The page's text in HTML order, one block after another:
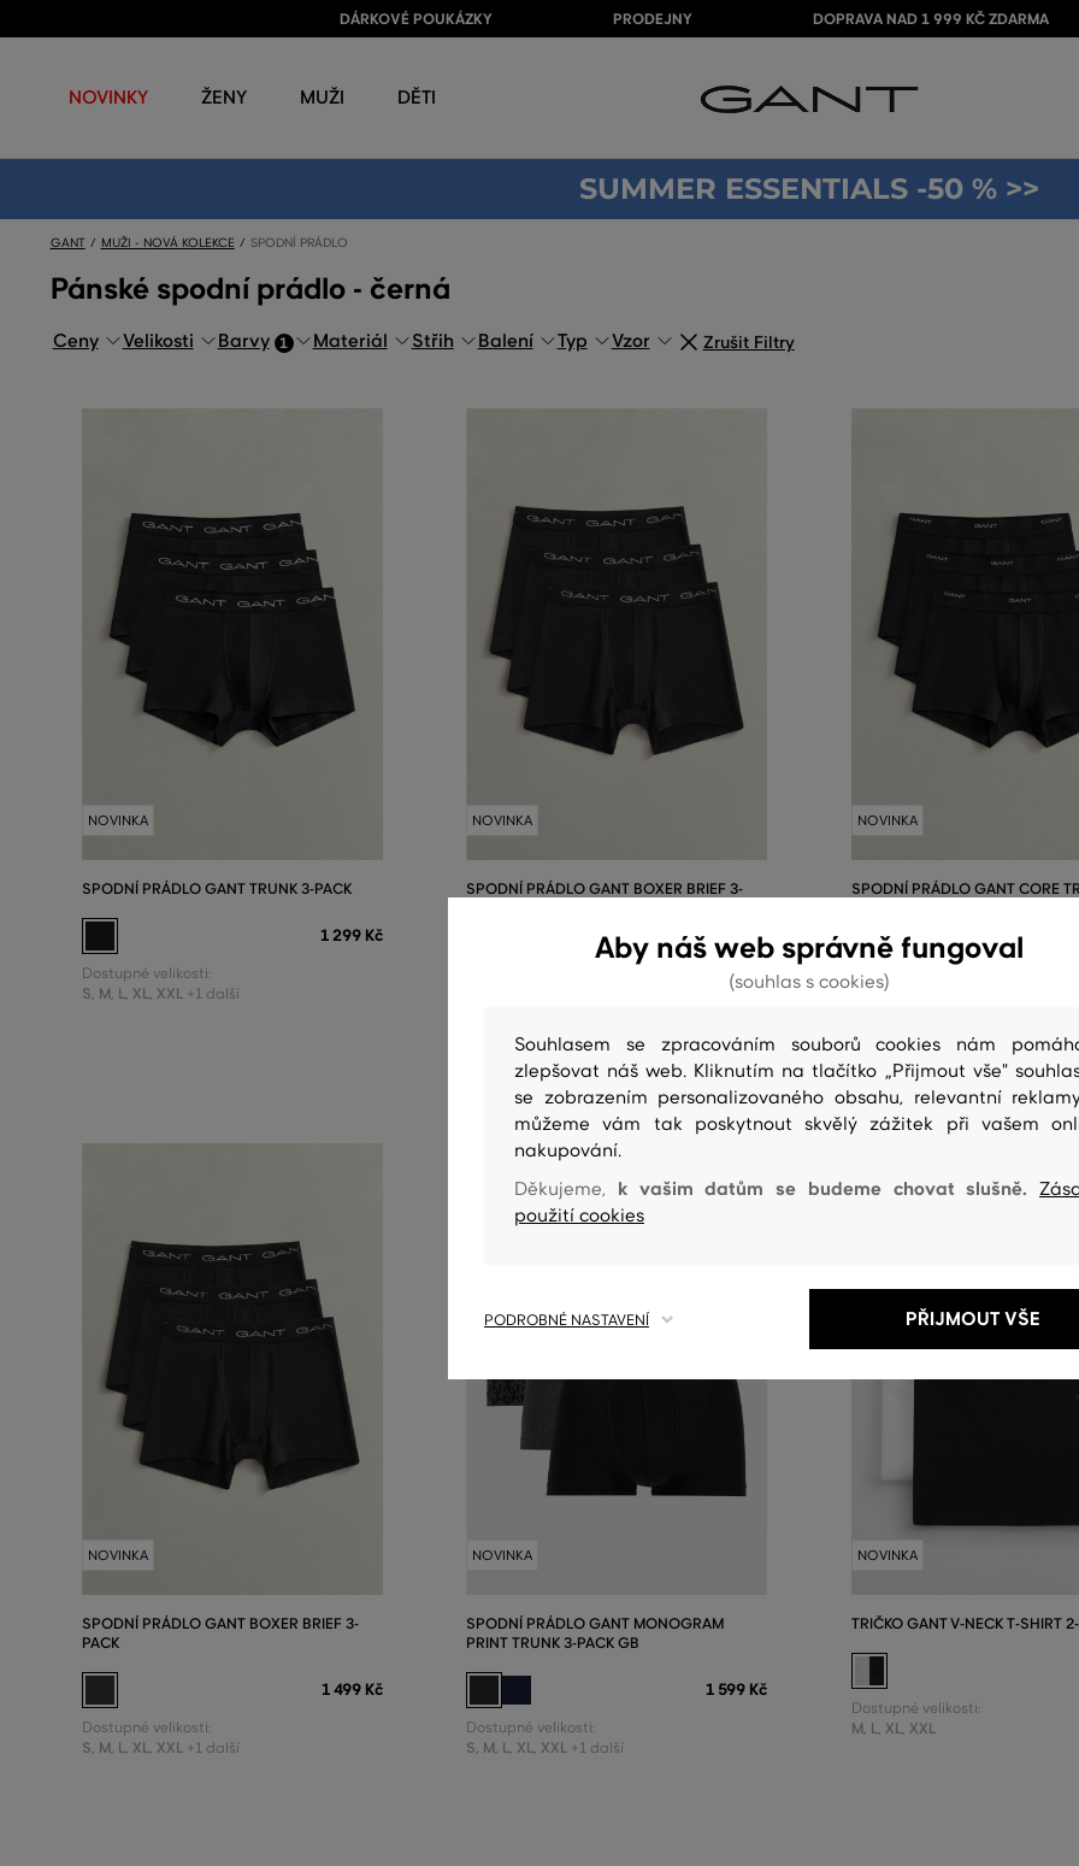
DÁRKOVÉ POUKÁZKY PRODEJNY DOPRAVA NAD 1 999 KČ ZDARMA
NOVINKY ŽENY MUŽI DĚTI
SUMMER ESSENTIALS -50 % >>
GANT MUŽI - NOVÁ KOLEKCE SPODNÍ PRÁDLO
Pánské spodní prádlo - černá
Ceny Velikosti Barvy 1 Materiál Střih Balení Typ Vzor Zrušit Filtry
NOVINKA
SPODNÍ PRÁDLO GANT TRUNK 3-PACK
1 299 Kč
Dostupné velikosti:
S, M, L, XL, XXL +1 další
NOVINKA
SPODNÍ PRÁDLO GANT BOXER BRIEF 3-
1 499 Kč
NOVINKA
SPODNÍ PRÁDLO GANT CORE
Dostupné velikosti:
NOVINKA
SPODNÍ PRÁDLO GANT BOXER BRIEF 3-
PACK
1 499 Kč
Dostupné velikosti:
S, M, L, XL, XXL +1 další
NOVINKA
SPODNÍ PRÁDLO GANT MONOGRAM
PRINT TRUNK 3-PACK GB
1 599 Kč
Dostupné velikosti:
S, M, L, XL, XXL +1 další
NOVINKA
TRIČKO GANT V-NECK T-SHIRT
Dostupné velikosti:
M, L, XL, XXL
Aby náš web správně fungoval
(souhlas s cookies)
Souhlasem se zpracováním souborů cookies nám
zlepšovat náš web. Kliknutím na tlačítko „Přijmout vše"
se zobrazením personalizovaného obsahu, relevantní
můžeme vám tak poskytnout skvělý zážitek při vašem
nakupování.
Děkujeme, k vašim datům se budeme chovat slušně.
použití cookies
PODROBNÉ NASTAVENÍ PŘIJMOUT VŠE